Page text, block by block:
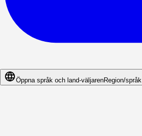
Öppna språk och land-väljarenRegion/språk